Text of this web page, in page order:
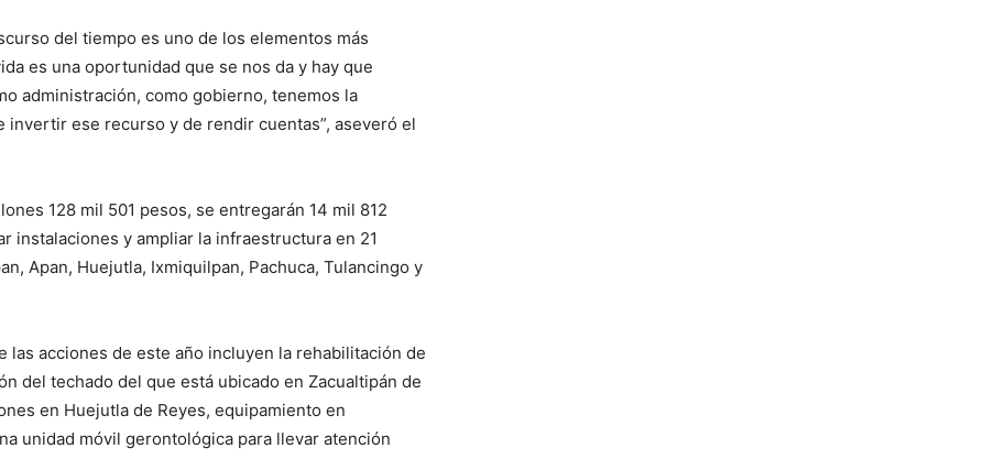
del tiempo es uno de los elementos más
es una oportunidad que se nos da y hay que
administración, como gobierno, tenemos la
ese recurso y de rendir cuentas”, aseveró el
128 mil 501 pesos, se entregarán 14 mil 812
instalaciones y ampliar la infraestructura en 21
Apan, Huejutla, Ixmiquilpan, Pachuca, Tulancingo y
acciones de este año incluyen la rehabilitación de
del techado del que está ubicado en Zacualtipán de
en Huejutla de Reyes, equipamiento en
unidad móvil gerontológica para llevar atención